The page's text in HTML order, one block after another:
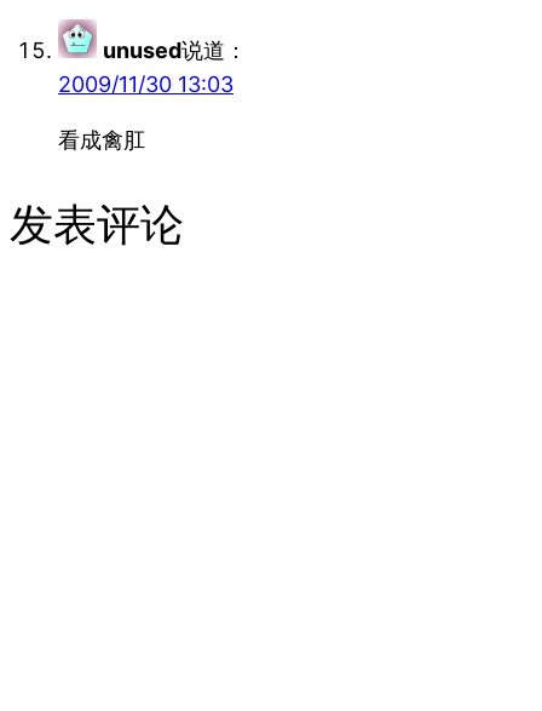
unused说道：
2009/11/30 13:03
看成禽肛
发表评论